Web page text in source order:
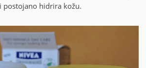
postojano hidrira kožu.